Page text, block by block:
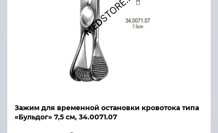
Зажим для временной остановки кровотока типа
«Бульдог» 7,5 см, 34.0071.07